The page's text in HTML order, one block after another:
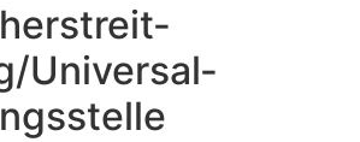
Universal­